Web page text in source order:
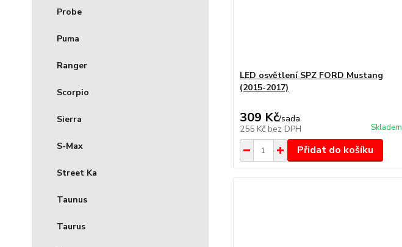
Probe
Puma
Ranger
Scorpio
Sierra
S-Max
Street Ka
Taunus
Taurus
LED osvětlení SPZ FORD Mustang
(2015-2017)
309 Kč/sada
255 Kč bez DPH Skladem
Přidat do košíku